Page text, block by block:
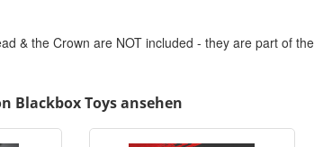
& the Crown are NOT included - they are part of
Blackbox Toys ansehen